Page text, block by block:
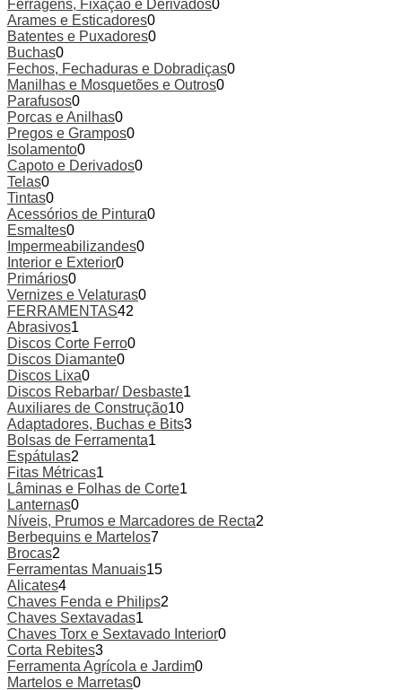
Ferragens, Fixação e Derivados0
Arames e Esticadores0
Batentes e Puxadores0
Buchas0
Fechos, Fechaduras e Dobradiças0
Manilhas e Mosquetões e Outros0
Parafusos0
Porcas e Anilhas0
Pregos e Grampos0
Isolamento0
Capoto e Derivados0
Telas0
Tintas0
Acessórios de Pintura0
Esmaltes0
Impermeabilizandes0
Interior e Exterior0
Primários0
Vernizes e Velaturas0
FERRAMENTAS42
Abrasivos1
Discos Corte Ferro0
Discos Diamante0
Discos Lixa0
Discos Rebarbar/ Desbaste1
Auxiliares de Construção10
Adaptadores, Buchas e Bits3
Bolsas de Ferramenta1
Espátulas2
Fitas Métricas1
Lâminas e Folhas de Corte1
Lanternas0
Níveis, Prumos e Marcadores de Recta2
Berbequins e Martelos7
Brocas2
Ferramentas Manuais15
Alicates4
Chaves Fenda e Philips2
Chaves Sextavadas1
Chaves Torx e Sextavado Interior0
Corta Rebites3
Ferramenta Agrícola e Jardim0
Martelos e Marretas0